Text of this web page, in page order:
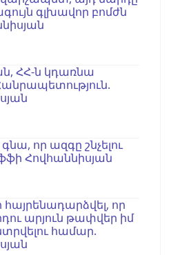
գլխավոր բոմժն
ՀՀ-ն կդառնա
որ ազգը շնչելու
Հովհաննիսյան
որ
արյուն թափվեր իմ
համար.